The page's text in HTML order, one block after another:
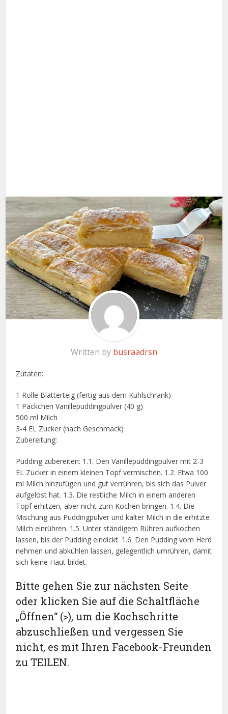
Written by busraadrsn
Zutaten:
1 Rolle Blätterteig (fertig aus dem Kühlschrank)
1 Päckchen Vanillepuddingpulver (40 g)
500 ml Milch
3-4 EL Zucker (nach Geschmack)
Zubereitung:
Pudding zubereiten: 1.1. Den Vanillepuddingpulver mit 2-3
EL Zucker in einem kleinen Topf vermischen. 1.2. Etwa 100
ml Milch hinzufügen und gut verrühren, bis sich das Pulver
aufgelöst hat. 1.3. Die restliche Milch in einem anderen
Topf erhitzen, aber nicht zum Kochen bringen. 1.4. Die
Mischung aus Puddingpulver und kalter Milch in die erhitzte
Milch einrühren. 1.5. Unter ständigem Rühren aufkochen
lassen, bis der Pudding eindickt. 1.6. Den Pudding vom Herd
nehmen und abkühlen lassen, gelegentlich umrühren, damit
sich keine Haut bildet.
Bitte gehen Sie zur nächsten Seite
oder klicken Sie auf die Schaltfläche
„Öffnen“ (>), um die Kochschritte
abzuschließen und vergessen Sie
nicht, es mit Ihren Facebook-Freunden
zu TEILEN.